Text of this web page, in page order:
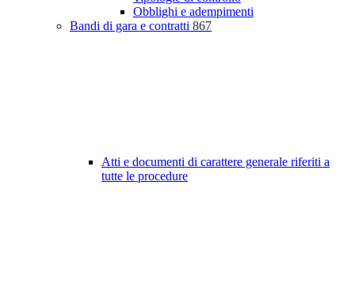
Obblighi e adempimenti
Bandi di gara e contratti 867
Atti e documenti di carattere generale riferiti a
tutte le procedure